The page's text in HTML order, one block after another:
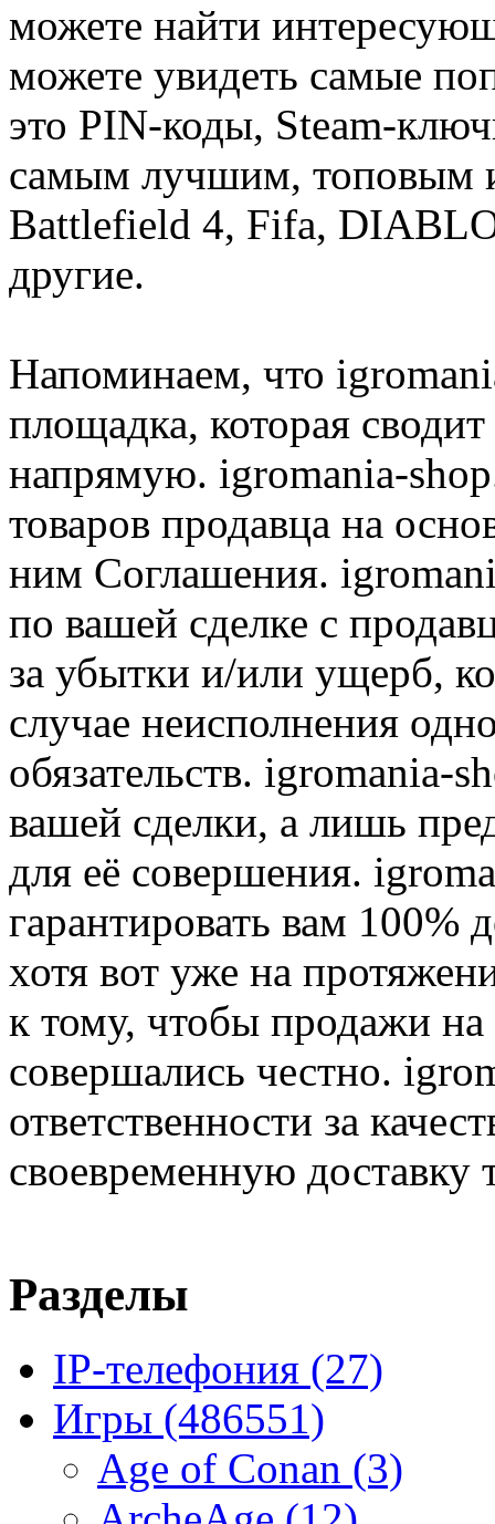
можете найти
можете увидеть самые
это PIN-коды, Steam-
самым лучшим, топовым
Battlefield 4, Fifa,
другие.
Напоминаем, что
площадка, которая
напрямую. igromania-
товаров продавца на
ним Соглашения.
по вашей сделке с
за убытки и/или ущерб,
случае неисполнения
обязательств. igromania-
вашей сделки, а лишь
для её совершения.
гарантировать вам 100%
хотя вот уже на
к тому, чтобы продажи
совершались честно.
ответственности за
своевременную доставку
Разделы
IP-телефония (27)
Игры (486551)
Age of Conan (3)